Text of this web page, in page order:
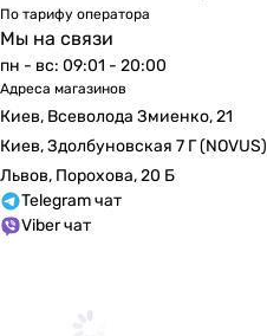
По тарифу оператора
Мы на связи
пн - вс: 09:01 - 20:00
Адреса магазинов
Киев, Всеволода Змиенко, 21
Киев, Здолбуновская 7 Г (NOVUS)
Львов, Порохова, 20 Б
Telegram чат
Viber чат